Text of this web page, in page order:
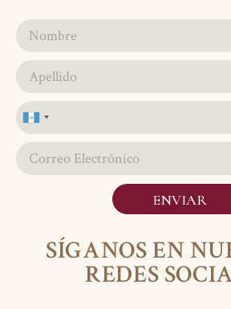
SÍGANOS EN
REDES
Guatemala
ENVIAR